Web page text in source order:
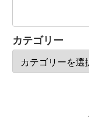
カテゴリー